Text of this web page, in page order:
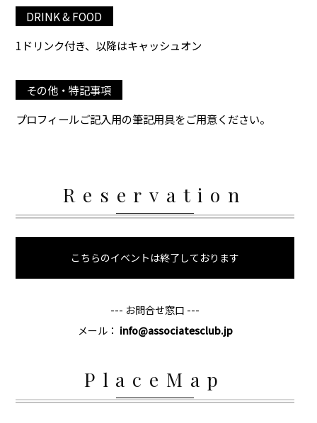
DRINK & FOOD
1ドリンク付き、以降はキャッシュオン
その他・特記事項
プロフィールご記入用の筆記用具をご用意ください。
Reservation
こちらのイベントは終了しております
--- お問合せ窓口 ---
メール： info@associatesclub.jp
PlaceMap